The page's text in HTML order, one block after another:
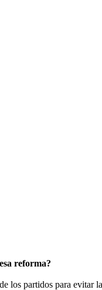
reforma?
los partidos para